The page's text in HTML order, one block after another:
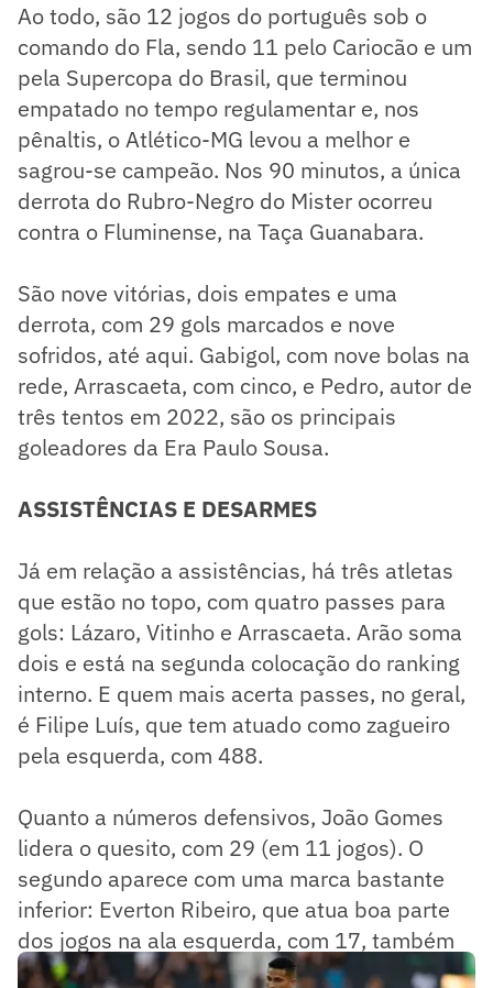
Ao todo, são 12 jogos do português sob o
comando do Fla, sendo 11 pelo Cariocão e um
pela Supercopa do Brasil, que terminou
empatado no tempo regulamentar e, nos
pênaltis, o Atlético-MG levou a melhor e
sagrou-se campeão. Nos 90 minutos, a única
derrota do Rubro-Negro do Mister ocorreu
contra o Fluminense, na Taça Guanabara.
São nove vitórias, dois empates e uma
derrota, com 29 gols marcados e nove
sofridos, até aqui. Gabigol, com nove bolas na
rede, Arrascaeta, com cinco, e Pedro, autor de
três tentos em 2022, são os principais
goleadores da Era Paulo Sousa.
ASSISTÊNCIAS E DESARMES
Já em relação a assistências, há três atletas
que estão no topo, com quatro passes para
gols: Lázaro, Vitinho e Arrascaeta. Arão soma
dois e está na segunda colocação do ranking
interno. E quem mais acerta passes, no geral,
é Filipe Luís, que tem atuado como zagueiro
pela esquerda, com 488.
Quanto a números defensivos, João Gomes
lidera o quesito, com 29 (em 11 jogos). O
segundo aparece com uma marca bastante
inferior: Everton Ribeiro, que atua boa parte
dos jogos na ala esquerda, com 17, também
em 11 partidas disputadas.